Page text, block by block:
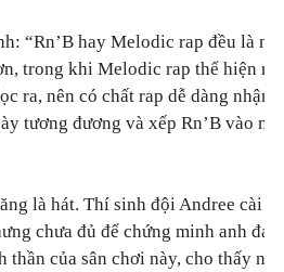
“Rn’B hay Melodic rap đều là
trong khi Melodic rap thể hiện rõ
ra, nên có chất rap dễ dàng nhận
tương đương và xếp Rn’B vào
là hát. Thí sinh đội Andree cài
chưa đủ để chứng minh anh
thần của sân chơi này, cho thấy